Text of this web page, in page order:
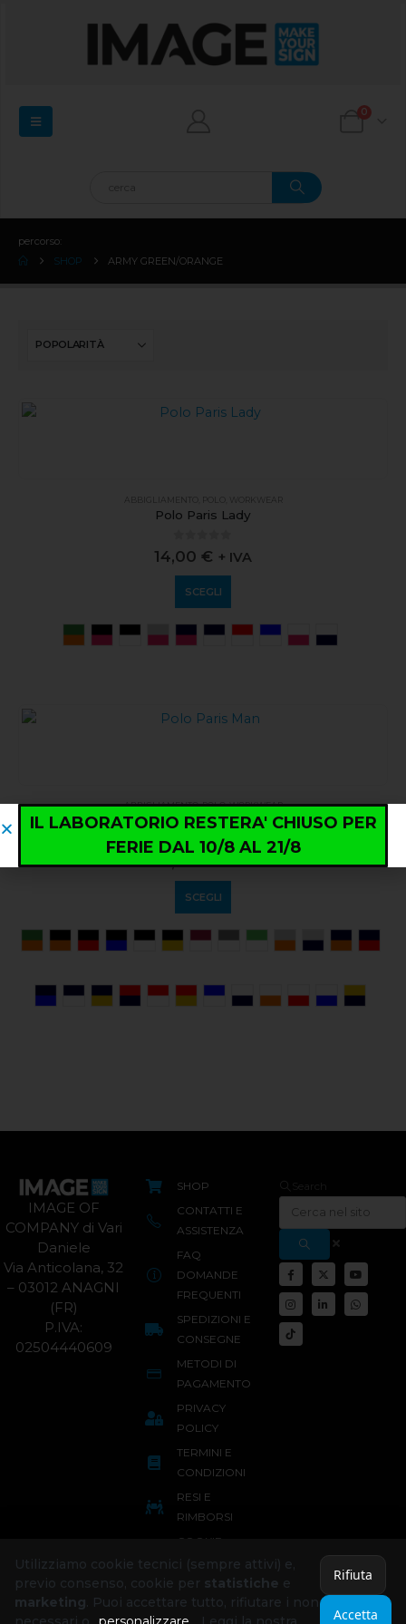
0
percorso:
SHOP
ARMY GREEN/ORANGE
ABBIGLIAMENTO POLO WORKWEAR
Polo Paris Lady
0out of 5
14,00 € + IVA
SCEGLI
ABBIGLIAMENTO,POLO,WORKWEAR
Polo Paris Man
0out of 5
14,00€ + IVA
SCEGLI
IMAGE OF
COMPANY di Vari
Daniele
Via Anticolana, 32
– 03012 ANAGNI
(FR)
P.IVA:
02504440609
SHOP
CONTATTI E
ASSISTENZA
FAQ
DOMANDE
FREQUENTI
SPEDIZIONI E
CONSEGNE
METODI DI
PAGAMENTO
PRIVACY
POLICY
TERMINI E
CONDIZIONI
RESI E
RIMBORSI
COOKIE
POLICY
Utilizziamo cookie tecnici (sempre attivi) e,
previo consenso, cookie per statistiche e
marketing. Puoi accettare tutto, rifiutare i non
Rifiuta
Accetta
IL LABORATORIO RESTERA' CHIUSO PER
FERIE DAL 10/8 AL 21/8